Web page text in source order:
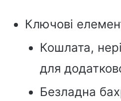
Ключові
Кошлата,
для
Безладна